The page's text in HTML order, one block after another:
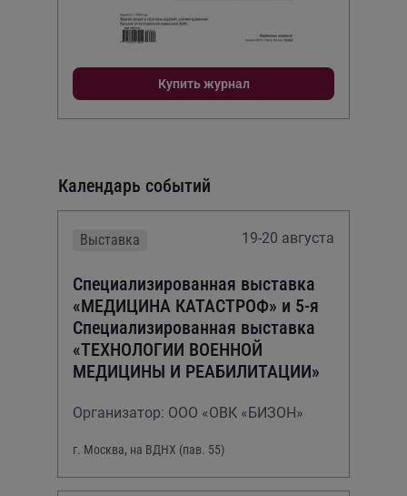
Купить журнал
Календарь событий
Выставка 19-20 августа
Специализированная выставка
«МЕДИЦИНА КАТАСТРОФ» и 5-я
Специализированная выставка
«ТЕХНОЛОГИИ ВОЕННОЙ
МЕДИЦИНЫ И РЕАБИЛИТАЦИИ»
Организатор: ООО «ОВК «БИЗОН»
г. Москва, на ВДНХ (пав. 55)